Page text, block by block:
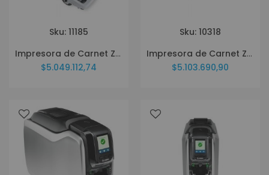
Sku: 11185
Impresora de Carnet Zebra ZC100 + Ribbon YMCKO 200 Img + 200 Tarjetas PVC ZC11-0000Q00LA00
$5.049.112,74
Sku: 10318
Impresora de Carnet Zebra ZC100 ZC11-0000000LA00
$5.103.690,90